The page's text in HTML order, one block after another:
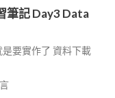
筆記 Day3 Data
要實作了 資料下載